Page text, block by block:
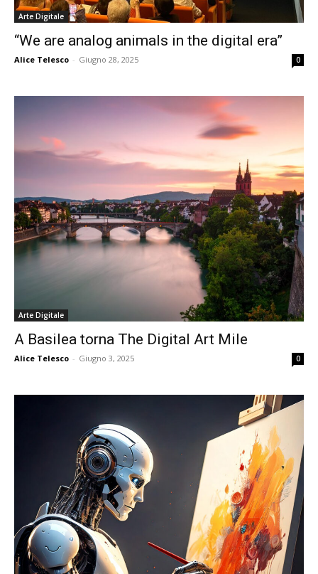
Arte Digitale
“We are analog animals in the digital era”
Alice Telesco - Giugno 28, 2025 0
Arte Digitale
A Basilea torna The Digital Art Mile
Alice Telesco - Giugno 3, 2025 0